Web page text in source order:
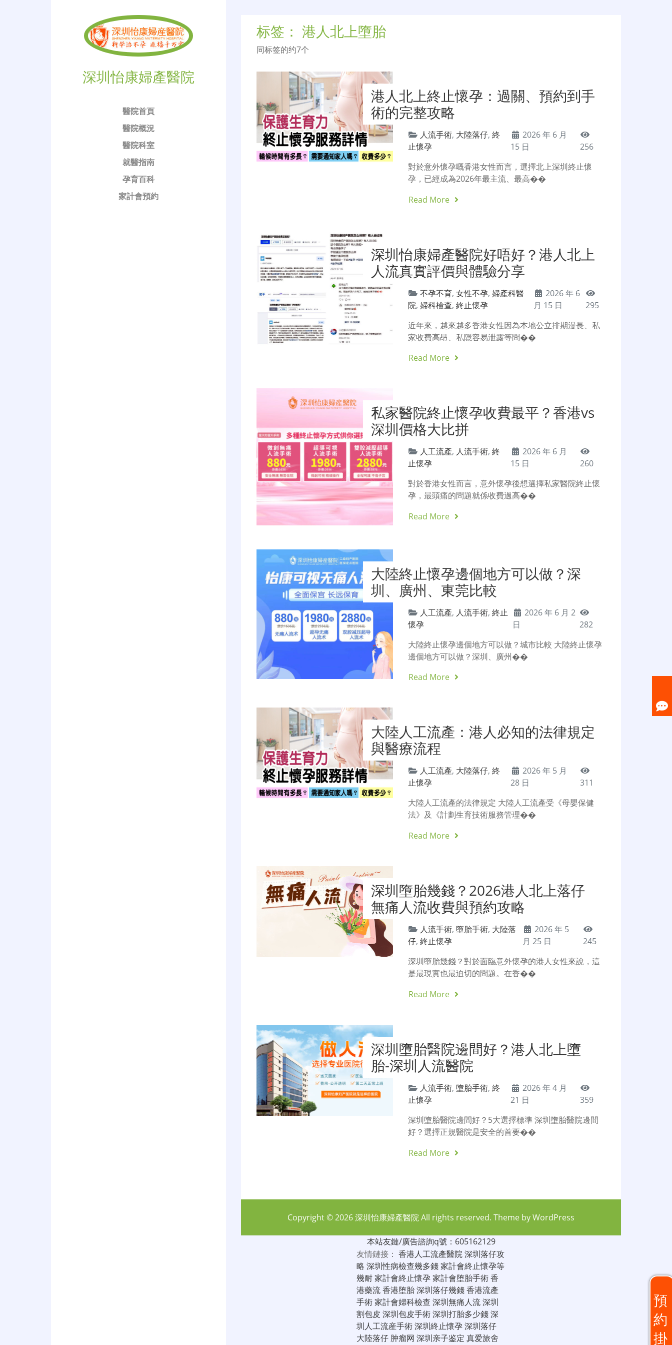
深圳怡康婦產醫院
醫院首頁
醫院概況
醫院科室
就醫指南
孕育百科
家計會預約
标签： 港人北上墮胎
同标签的约7个
港人北上終止懷孕：過關、預約到手
術的完整攻略
人流手術, 大陸落仔,終
止懷孕
2026 年 6 月
15 日
256
對於意外懷孕嘅香港女性而言，選擇北上深圳終止懷
孕，已經成為2026年最主流、最高��
Read More
深圳怡康婦產醫院好唔好？港人北上
人流真實評價與體驗分享
不孕不育,女性不孕,婦產科醫
院,婦科檢查,終止懷孕
2026 年 6
月 15 日
295
近年來，越來越多香港女性因為本地公立排期漫長、私
家收費高昂、私隱容易泄露等問��
Read More
私家醫院終止懷孕收費最平？香港vs
深圳價格大比拼
人工流產, 人流手術,終
止懷孕
2026 年 6 月
15 日
260
對於香港女性而言，意外懷孕後想選擇私家醫院終止懷
孕，最頭痛的問題就係收費過高��
Read More
大陸終止懷孕邊個地方可以做？深
圳、廣州、東莞比較
人工流產, 人流手術,終止
懷孕
2026 年 6 月 2
日
282
大陸終止懷孕邊個地方可以做？城市比較 大陸終止懷孕
邊個地方可以做？深圳、廣州��
Read More
大陸人工流產：港人必知的法律規定
與醫療流程
人工流產, 大陸落仔,終
止懷孕
2026 年 5 月
28 日
311
大陸人工流產的法律規定 大陸人工流產受《母嬰保健
法》及《計劃生育技術服務管理��
Read More
深圳墮胎幾錢？2026港人北上落仔
無痛人流收費與預約攻略
人流手術,墮胎手術, 大陸落
仔,終止懷孕
2026 年 5
月 25 日
245
深圳墮胎幾錢？對於面臨意外懷孕的港人女性來說，這
是最現實也最迫切的問題。在香��
Read More
深圳墮胎醫院邊間好？港人北上墮
胎-深圳人流醫院
人流手術,墮胎手術,終
止懷孕
2026 年 4 月
21 日
359
深圳墮胎醫院邊間好？5大選擇標準 深圳墮胎醫院邊間
好？選擇正規醫院是安全的首要��
Read More
預
約
掛
Copyright © 2026深圳怡康婦產醫院All rights reserved. Theme byWordPress
本站友鏈/廣告諮詢q號：605162129
友情鏈接： 香港人工流產醫院深圳落仔攻
略 深圳性病檢查幾多錢家計會終止懷孕等
幾耐家計會終止懷孕家計會堕胎手術香
港藥流香港堕胎深圳落仔幾錢香港流產
手術家計會婦科檢查 深圳無痛人流深圳
割包皮 深圳包皮手術深圳打胎多少錢深
圳人工流産手術深圳終止懷孕深圳落仔
大陸落仔 肿瘤网 深圳亲子鉴定 真爱旅舍